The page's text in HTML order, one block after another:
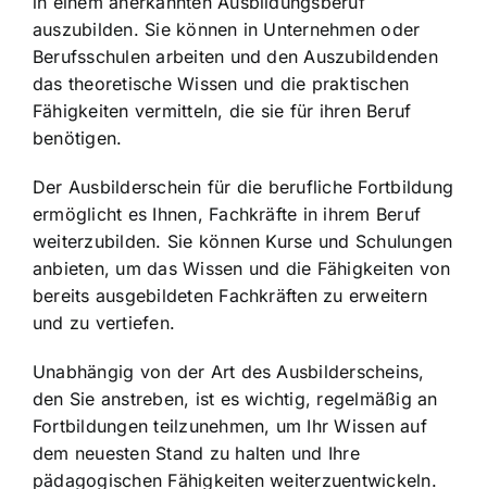
auszubilden. Sie können in Unternehmen oder
Berufsschulen arbeiten und den Auszubildenden
das theoretische Wissen und die praktischen
Fähigkeiten vermitteln, die sie für ihren Beruf
benötigen.
Der Ausbilderschein für die berufliche Fortbildung
ermöglicht es Ihnen, Fachkräfte in ihrem Beruf
weiterzubilden. Sie können Kurse und Schulungen
anbieten, um das Wissen und die Fähigkeiten von
bereits ausgebildeten Fachkräften zu erweitern
und zu vertiefen.
Unabhängig von der Art des Ausbilderscheins,
den Sie anstreben, ist es wichtig, regelmäßig an
Fortbildungen teilzunehmen, um Ihr Wissen auf
dem neuesten Stand zu halten und Ihre
pädagogischen Fähigkeiten weiterzuentwickeln.